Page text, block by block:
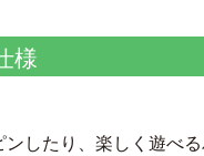
様
したり、楽しく遊べる